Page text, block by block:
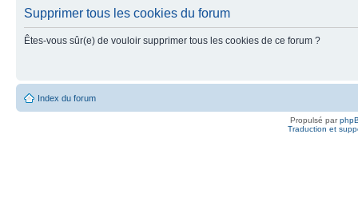
Supprimer tous les cookies du forum
Êtes-vous sûr(e) de vouloir supprimer tous les cookies de ce forum ?
Index du forum
Propulsé par
Traduction et